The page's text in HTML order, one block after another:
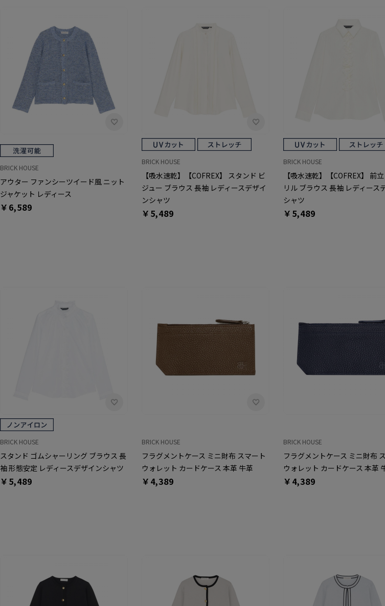
BRICK HOUSE
アウター ファンシーツイード風 ニット
ジャケット レディース
￥6,589
BRICK HOUSE
【吸水速乾】【COFREX】 スタンド ビ
ジュー ブラウス 長袖 レディースデザイ
ンシャツ
￥5,489
BRICK HOUSE
【吸水速乾】【COFREX】 前
リル ブラウス 長袖 レディース
シャツ
￥5,489
BRICK HOUSE
スタンド ゴムシャーリング ブラウス 長
袖 形態安定 レディースデザインシャツ
￥5,489
BRICK HOUSE
フラグメントケース ミニ財布 スマート
ウォレット カードケース 本革 牛革
￥4,389
BRICK HOUSE
フラグメントケース ミニ財布
ウォレット カードケース 本革
￥4,389